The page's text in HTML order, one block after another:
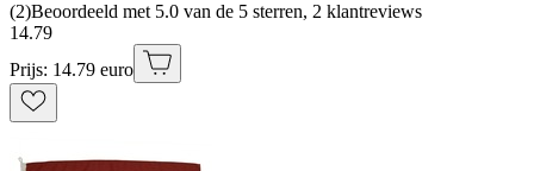
(2)Beoordeeld met 5.0 van de 5 sterren, 2 klantreviews
14.79
Prijs: 14.79 euro